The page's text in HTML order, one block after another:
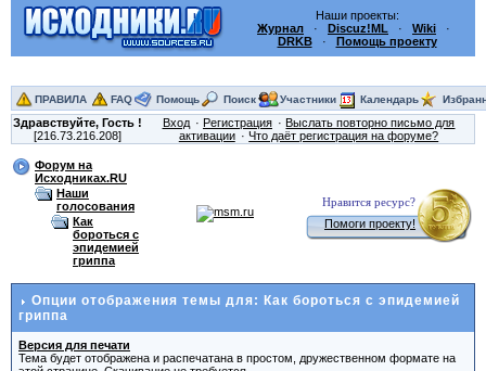
Наши проекты:
Журнал · Discuz!ML · Wiki ·
DRKB· Помощь проекту
ПРАВИЛА FAQ Помощь Поиск Участники Календарь
Здравствуйте, Гость !
[216.73.216.208]
Вход Регистрация
Выслать повторно письмо для
активации
Что даёт регистрация на форуме?
Форум на
Исходниках.RU
Наши
голосования
Как
бороться с
эпидемией
гриппа
Нравится ресурс?
Помоги проекту!
Опции отображения темы для: Как бороться с эпидемией
гриппа
Версия для печати
Тема будет отображена и распечатана в простом, дружественном формате на